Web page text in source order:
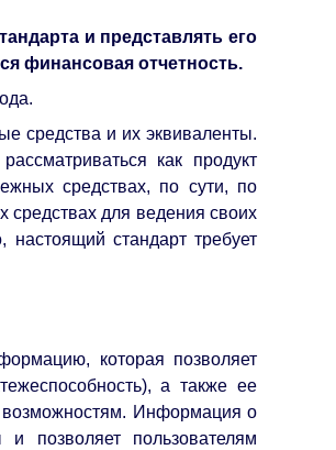
и представлять его
финансовая отчетность.
средства и их эквиваленты.
как продукт
средствах, по сути, по
для ведения своих
стандарт требует
которая позволяет
а также ее
возможностям. Информация о
позволяет пользователям